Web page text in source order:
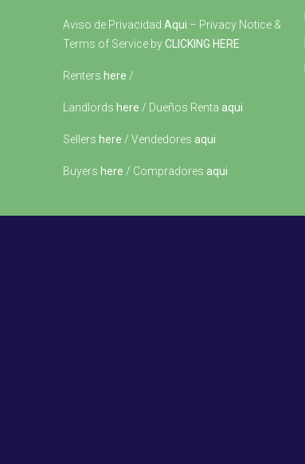
Aviso de Privacidad Aqui – Privacy Notice &
Terms of Service byCLICKING HERE
Renters here /
Landlords here / Dueños Renta aqui
Sellers here / Vendedores aqui
Buyers here / Compradores aqui